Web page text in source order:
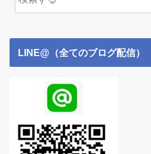
LINE@（全てのブログ配信）